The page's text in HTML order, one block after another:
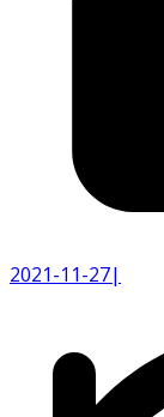
2021-11-27|